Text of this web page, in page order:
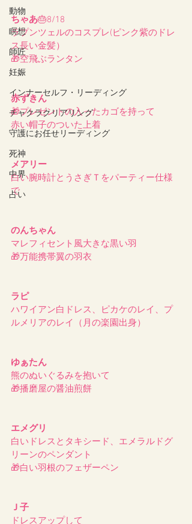
動物
瞑想
師匠
妊娠
インナーセルフ・リーディング
チャクラクリアリング
守護にお任せリーディング
死神
中界
占い
ちゃあ🎂8/18
ラプンツェルのコスプレ(ピンク紫のドレ
ス長い金髪）
🎁空飛ぶランタン
赤ずきん
🎁プレゼントの入ったカゴを持って
赤い帽子のついた上着
メアリー
白い腕時計とうさぎＴをパーティー仕様
で
のんちゃん
マレフィセント風大きな黒い羽
🎁万能携帯翼の羽衣
ラピ
ハワイアン白ドレス、ピカケのレイ、プ
ルメリアのレイ（月の楽園出身）
ゆぁたん
熊のぬいぐるみを抱いて
🎁播磨屋の醤油煎餅
エメグリ
白いドレスとタキシード、エメラルドグ
リーンのペンダント
🎁白い羽根のフェザーペン
Ｊ子
ドレスアップして